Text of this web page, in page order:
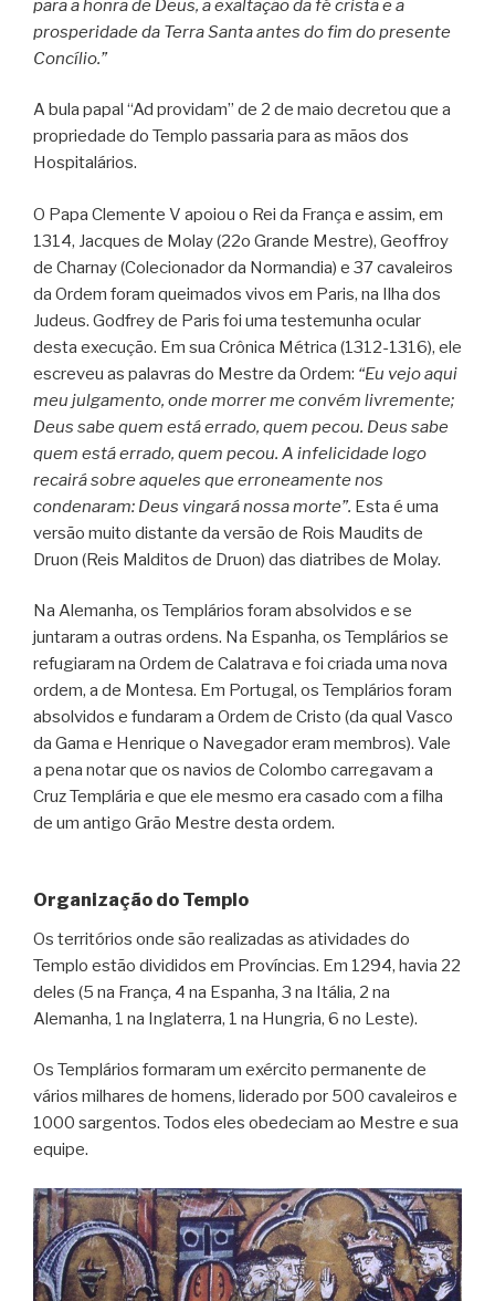
para a honra de Deus, a exaltação da fé cristã e a
prosperidade da Terra Santa antes do fim do presente
Concílio.”
A bula papal “Ad providam” de 2 de maio decretou que a
propriedade do Templo passaria para as mãos dos
Hospitalários.
O Papa Clemente V apoiou o Rei da França e assim, em
1314, Jacques de Molay (22o Grande Mestre), Geoffroy
de Charnay (Colecionador da Normandia) e 37 cavaleiros
da Ordem foram queimados vivos em Paris, na Ilha dos
Judeus. Godfrey de Paris foi uma testemunha ocular
desta execução. Em sua Crônica Métrica (1312-1316), ele
escreveu as palavras do Mestre da Ordem: “Eu vejo aqui
meu julgamento, onde morrer me convém livremente;
Deus sabe quem está errado, quem pecou. Deus sabe
quem está errado, quem pecou. A infelicidade logo
recairá sobre aqueles que erroneamente nos
condenaram: Deus vingará nossa morte”. Esta é uma
versão muito distante da versão de Rois Maudits de
Druon (Reis Malditos de Druon) das diatribes de Molay.
Na Alemanha, os Templários foram absolvidos e se
juntaram a outras ordens. Na Espanha, os Templários se
refugiaram na Ordem de Calatrava e foi criada uma nova
ordem, a de Montesa. Em Portugal, os Templários foram
absolvidos e fundaram a Ordem de Cristo (da qual Vasco
da Gama e Henrique o Navegador eram membros). Vale
a pena notar que os navios de Colombo carregavam a
Cruz Templária e que ele mesmo era casado com a filha
de um antigo Grão Mestre desta ordem.
Organização do Templo
Os territórios onde são realizadas as atividades do
Templo estão divididos em Províncias. Em 1294, havia 22
deles (5 na França, 4 na Espanha, 3 na Itália, 2 na
Alemanha, 1 na Inglaterra, 1 na Hungria, 6 no Leste).
Os Templários formaram um exército permanente de
vários milhares de homens, liderado por 500 cavaleiros e
1000 sargentos. Todos eles obedeciam ao Mestre e sua
equipe.